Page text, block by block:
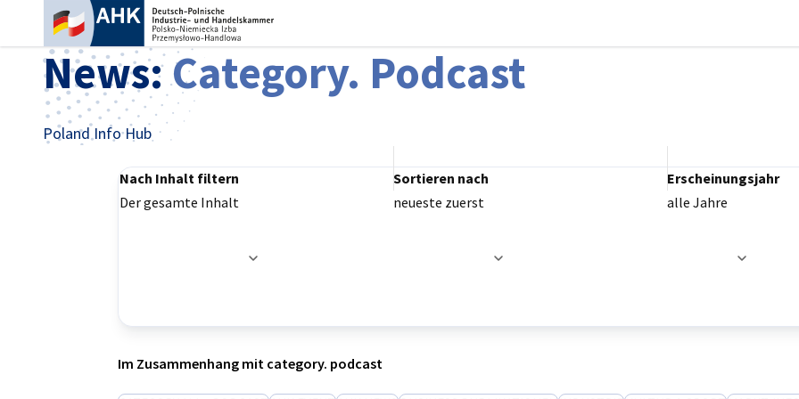
News:Category. Podcast
Poland Info Hub
Filteroptionen wurden erfolgreich aktualisiert
Nach Inhalt filtern
Der gesamte Inhalt
Sortieren nach
neueste zuerst
Erscheinungsjahr
alle Jahre
Im Zusammenhang mit category. podcast